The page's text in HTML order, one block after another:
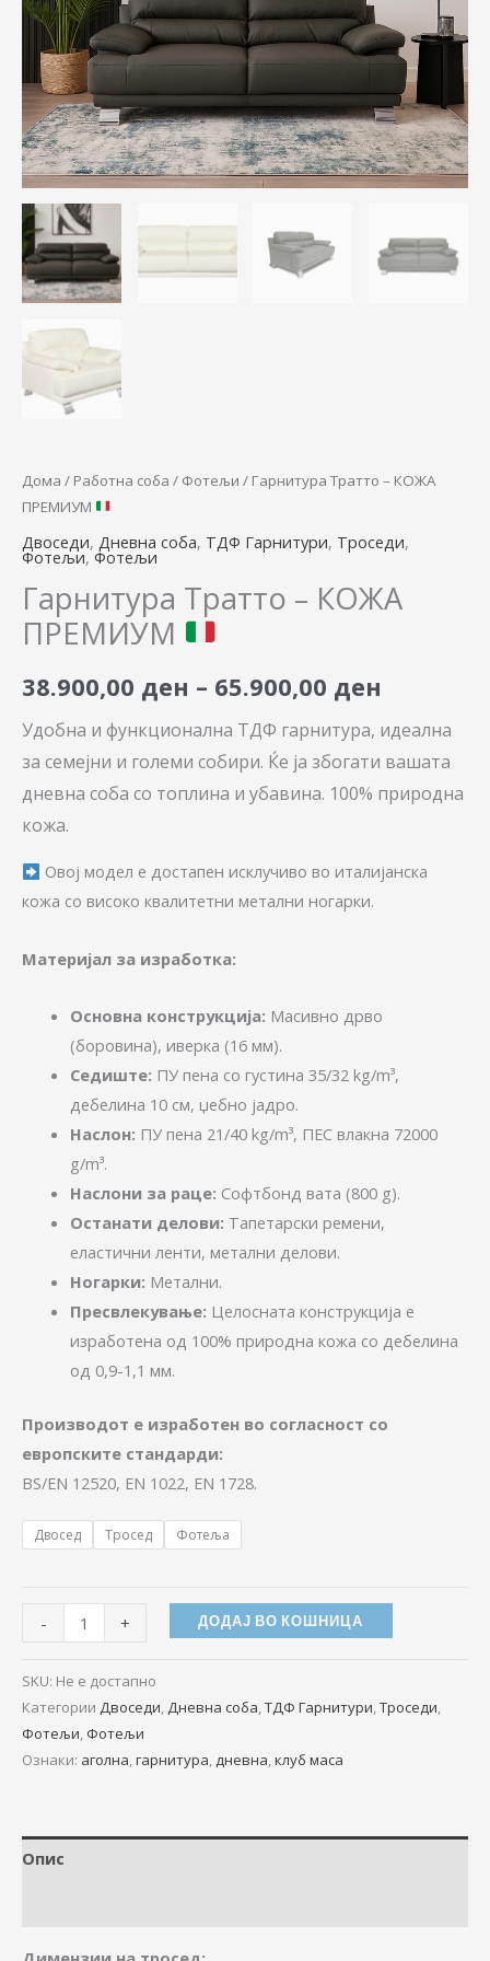
Дома / Работна соба / Фотељи / Гарнитура Тратто – КОЖА
ПРЕМИУМ
Двоседи, Дневна соба, ТДФ Гарнитури, Троседи,
Фотељи,Фотељи
Гарнитура Тратто – КОЖА
ПРЕМИУМ
38.900,00 ден – 65.900,00 ден
Удобна и функционална ТДФ гарнитура, идеална
за семејни и големи собири. Ќе ја збогати вашата
дневна соба со топлина и убавина. 100% природна
кожа.
Овој модел е достапен исклучиво во италијанска
кожа со високо квалитетни метални ногарки.
Материјал за изработка:
Основна конструкција: Масивно дрво
(боровина), иверка (16 мм).
Седиште: ПУ пена со густина 35/32 kg/m³,
дебелина 10 см, џебно јадро.
Наслон: ПУ пена 21/40 kg/m³, ПЕС влакна 72000
g/m³.
Наслони за раце: Софтбонд вата (800 g).
Останати делови: Тапетарски ремени,
еластични ленти, метални делови.
Ногарки: Метални.
Пресвлекување: Целосната конструкција е
изработена од 100% природна кожа со дебелина
од 0,9-1,1 мм.
Производот е изработен во согласност со
европските стандарди:
BS/EN 12520, EN 1022, EN 1728.
Двосед Тросед Фотеља
-
количина
+ ДОДАЈ ВО КОШНИЦА
SKU: Не е достапно
Категории Двоседи Дневна соба ТДФ Гарнитури Троседи
Фотељи Фотељи
Ознаки: аголна гарнитура дневна клуб маса
Опис